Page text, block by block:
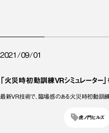
2021/09/01
「火災時初動訓練VRシミュレーター
最新VR技術で、臨場感のある火災時初動訓
虎ノ門ヒルズ